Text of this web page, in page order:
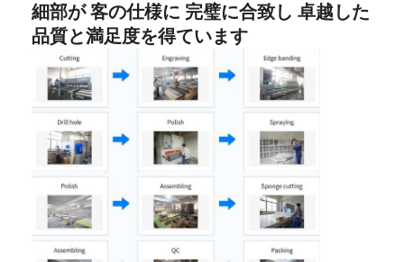
細部が 客の仕様に 完璧に合致し 卓越した
品質と満足度を得ています